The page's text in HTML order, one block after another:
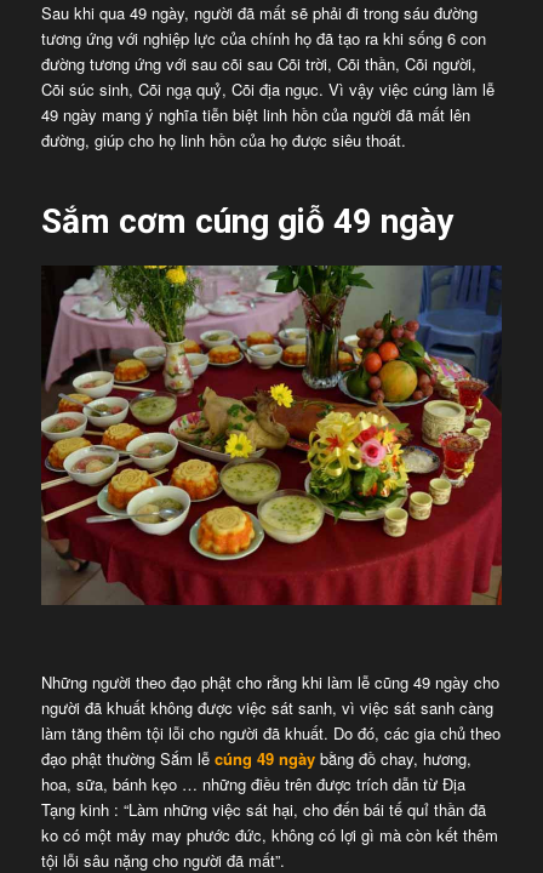
Sau khi qua 49 ngày, người đã mất sẽ phải đi trong sáu đường
tương ứng với nghiệp lực của chính họ đã tạo ra khi sống 6 con
đường tương ứng với sau cõi sau Cõi trời, Cõi thần, Cõi người,
Cõi súc sinh, Cõi ngạ quỷ, Cõi địa ngục. Vì vậy việc cúng làm lễ
49 ngày mang ý nghĩa tiễn biệt linh hồn của người đã mất lên
đường, giúp cho họ linh hồn của họ được siêu thoát.
Sắm cơm cúng giỗ 49 ngày
Những người theo đạo phật cho rằng khi làm lễ cũng 49 ngày cho
người đã khuất không được việc sát sanh, vì việc sát sanh càng
làm tăng thêm tội lỗi cho người đã khuất. Do đó, các gia chủ theo
đạo phật thường Sắm lễ cúng 49 ngày bằng đồ chay, hương,
hoa, sữa, bánh kẹo … những điều trên được trích dẫn từ Địa
Tạng kinh : “Làm những việc sát hại, cho đến bái tế quỉ thần đã
ko có một mảy may phước đức, không có lợi gì mà còn kết thêm
tội lỗi sâu nặng cho người đã mất”.